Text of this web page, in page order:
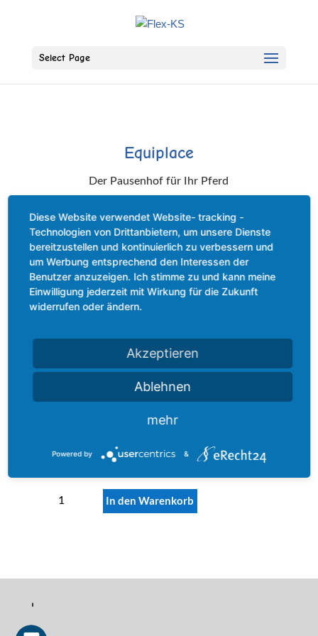
Select Page
Equiplace
Der Pausenhof für Ihr Pferd
Equiplace
Produktbeschreibung
zzgl. Versandkosten
In den Warenkorb
Diese Website verwendet Website- tracking -
Technologien von Drittanbietern, um unsere Dienste
bereitzustellen und kontinuierlich zu verbessern und
um Werbung entsprechend den Interessen der
Benutzer anzuzeigen. Ich stimme zu und kann meine
Einwilligung jederzeit mit Wirkung für die Zukunft
widerrufen oder ändern.
Akzeptieren
Ablehnen
mehr
Powered by &